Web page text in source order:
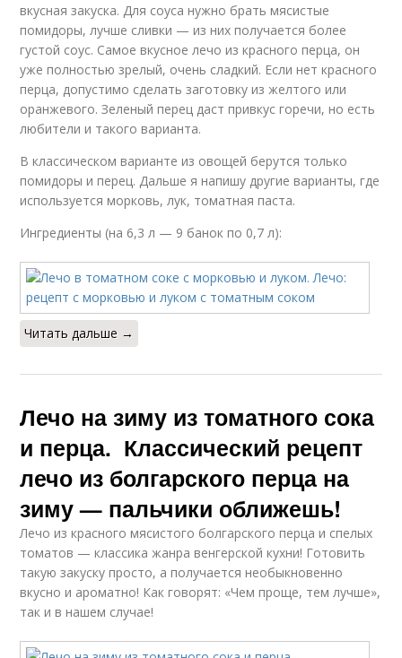
Приготовления с
томатным соком
Лечо из сока
Лечо на томатном
соке
Лечо в томатной
Лука с уксусом
вкусная закуска. Для соуса нужно брать мясистые
помидоры, лучше сливки — из них получается более
густой соус. Самое вкусное лечо из красного перца, он
уже полностью зрелый, очень сладкий. Если нет красного
перца, допустимо сделать заготовку из желтого или
оранжевого. Зеленый перец даст привкус горечи, но есть
любители и такого варианта.
В классическом варианте из овощей берутся только
помидоры и перец. Дальше я напишу другие варианты, где
используется морковь, лук, томатная паста.
Ингредиенты (на 6,3 л — 9 банок по 0,7 л):
Читать дальше →
Лечо на зиму из томатного сока
и перца. Классический рецепт
лечо из болгарского перца на
зиму — пальчики оближешь!
Лечо из красного мясистого болгарского перца и спелых
томатов — классика жанра венгерской кухни! Готовить
такую закуску просто, а получается необыкновенно
вкусно и ароматно! Как говорят: «Чем проще, тем лучше»,
так и в нашем случае!